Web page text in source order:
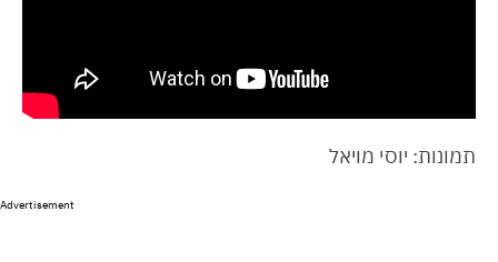
תמונות: יוסי מויאל
Advertisement